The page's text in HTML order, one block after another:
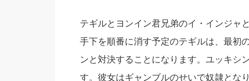
テギルとヨンイン君兄弟のイ・インジャ
手下を順番に消す予定のテギルは、最初
ンと対決することになります。ユッキシ
す。彼女はギャンブルのせいで奴隷とな